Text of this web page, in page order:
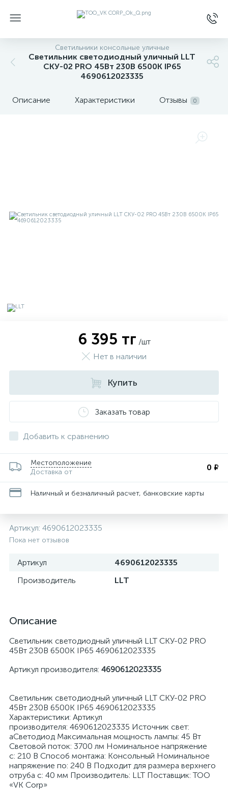
Светильники консольные уличные
Светильник светодиодный уличный LLT
СКУ-02 PRO 45Вт 230В 6500К IP65
4690612023335
Описание Характеристики Отзывы 0
6 395 тг /шт
Нет в наличии
Купить
Заказать товар
Добавить к сравнению
Местоположение
Доставка от
0 ₽
Наличный и безналичный расчет, банковские карты
Артикул: 4690612023335
Пока нет отзывов
Артикул
4690612023335
Производитель
LLT
Описание
Светильник светодиодный уличный LLT СКУ-02 PRO
45Вт 230В 6500К IP65 4690612023335
Артикул производителя: 4690612023335
Светильник светодиодный уличный LLT СКУ-02 PRO
45Вт 230В 6500К IP65 4690612023335
Характеристики: Артикул
производителя: 4690612023335 Источник свет:
аСветодиод Максимальная мощность лампы: 45 Вт
Световой поток: 3700 лм Номинальное напряжение
с: 210 В Способ монтажа: Консольный Номинальное
напряжение по: 240 В Подходит для размера верхнего
отруба с: 40 мм Производитель: LLT Поставщик: ТОО
«VK Corp»